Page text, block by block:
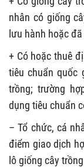
nhân có giống
lưu hành hoặc
+ Có hoặc thuê
tiêu chuẩn quốc
trồng; trường
dụng tiêu chuẩn
– Tổ chức, cá
điểm giao dịch
lô giống cây